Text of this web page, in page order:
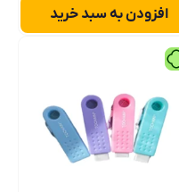
افزودن به سبد خرید